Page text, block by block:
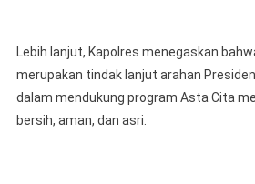
Lebih lanjut, Kapolres menegaskan
merupakan tindak lanjut arahan
dalam mendukung program Asta Cita
bersih, aman, dan asri.